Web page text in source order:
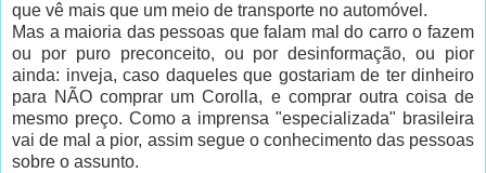
que vê mais que um meio de transporte no automóvel.
Mas a maioria das pessoas que falam mal do carro o fazem
ou por puro preconceito, ou por desinformação, ou pior
ainda: inveja, caso daqueles que gostariam de ter dinheiro
para NÃO comprar um Corolla, e comprar outra coisa de
mesmo preço. Como a imprensa "especializada" brasileira
vai de mal a pior, assim segue o conhecimento das pessoas
sobre o assunto.